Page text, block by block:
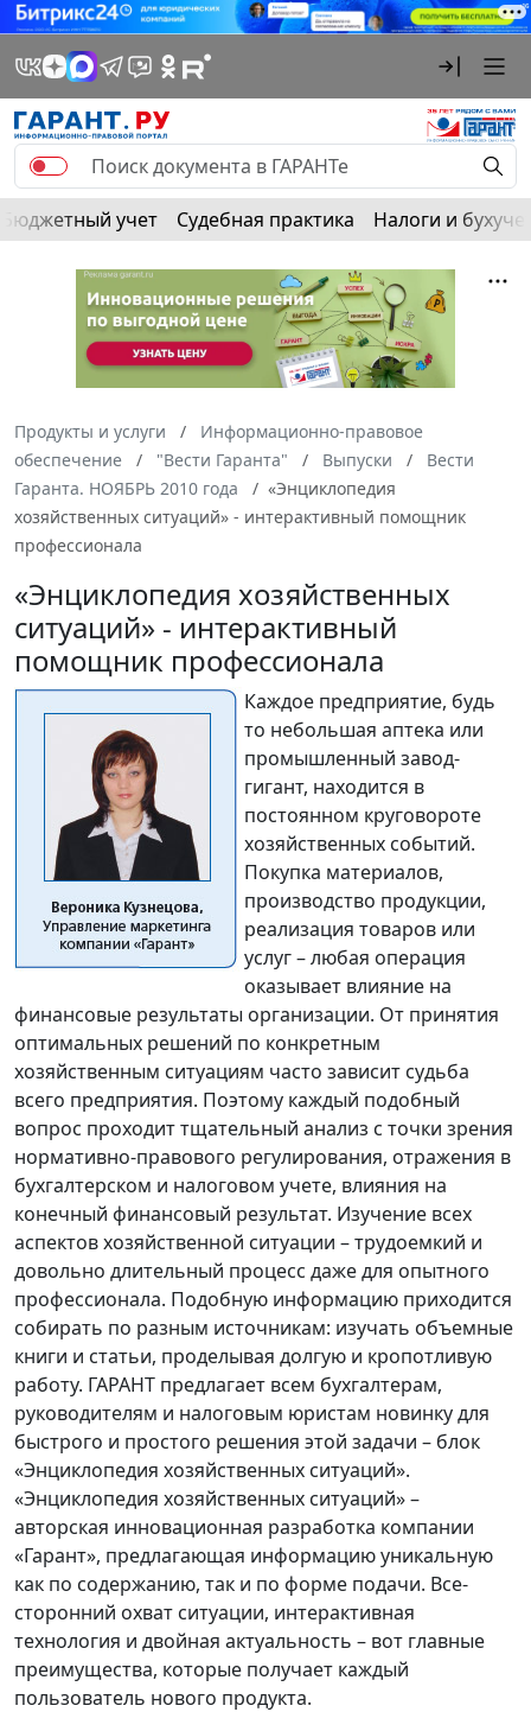
Бюджетный учет Судебная практика Налоги и
Продукты и услуги
Информационно-правовое
обеспечение
"Вести Гаранта" Выпуски
Вести
Гаранта. НОЯБРЬ 2010 года
«Энциклопедия
хозяйственных ситуаций» - интерактивный помощник
профессионала
«Энциклопедия хозяйственных
ситуаций» - интерактивный
помощник профессионала
Каждое предприятие, будь
то небольшая аптека или
промышленный завод-
гигант, находится в
постоянном круговороте
хозяйственных событий.
Покупка материалов,
производство продукции,
реализация товаров или
услуг – любая операция
оказывает влияние на
финансовые результаты организации. От принятия
оптимальных решений по конкретным
хозяйственным ситуациям часто зависит судьба
всего предприятия. Поэтому каждый подобный
вопрос проходит тщательный анализ с точки зрения
нормативно-правового регулирования, отражения в
бухгалтерском и налоговом учете, влияния на
конечный финансовый результат. Изучение всех
аспектов хозяйственной ситуации – трудоемкий и
довольно длительный процесс даже для опытного
профессионала. Подобную информацию приходится
собирать по разным источникам: изучать объемные
книги и статьи, проделывая долгую и кропотливую
работу. ГАРАНТ предлагает всем бухгалтерам,
руководителям и налоговым юристам новинку для
быстрого и простого решения этой задачи – блок
«Энциклопедия хозяйственных ситуаций».
«Энциклопедия хозяйственных ситуаций» –
авторская инновационная разработка компании
«Гарант», предлагающая информацию уникальную
как по содержанию, так и по форме подачи. Все-
сторонний охват ситуации, интерактивная
технология и двойная актуальность – вот главные
преимущества, которые получает каждый
пользователь нового продукта.